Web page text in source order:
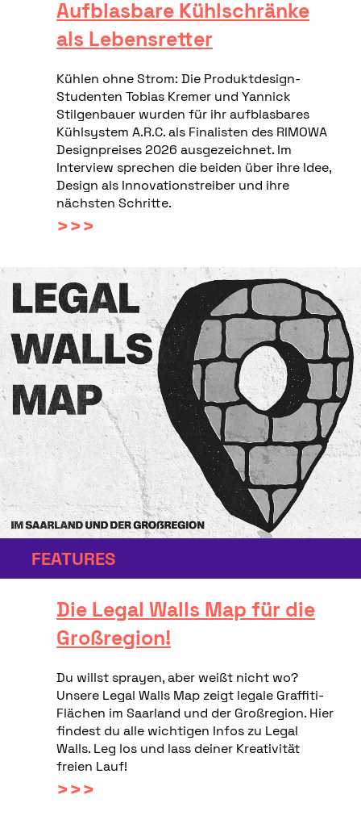
Aufblasbare Kühlschränke
als Lebensretter
Kühlen ohne Strom: Die Produktdesign-
Studenten Tobias Kremer und Yannick
Stilgenbauer wurden für ihr aufblasbares
Kühlsystem A.R.C. als Finalisten des RIMOWA
Designpreises 2026 ausgezeichnet. Im
Interview sprechen die beiden über ihre Idee,
Design als Innovationstreiber und ihre
nächsten Schritte.
>>>
FEATURES
Die Legal Walls Map für die
Großregion!
Du willst sprayen, aber weißt nicht wo?
Unsere Legal Walls Map zeigt legale Graffiti-
Flächen im Saarland und der Großregion. Hier
findest du alle wichtigen Infos zu Legal
Walls. Leg los und lass deiner Kreativität
freien Lauf!
>>>